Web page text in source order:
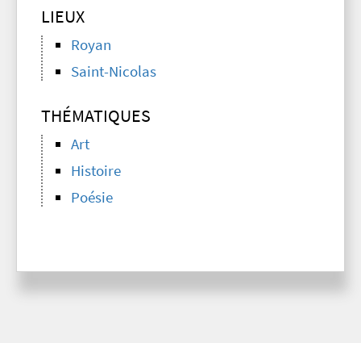
LIEUX
Royan
Saint-Nicolas
THÉMATIQUES
Art
Histoire
Poésie